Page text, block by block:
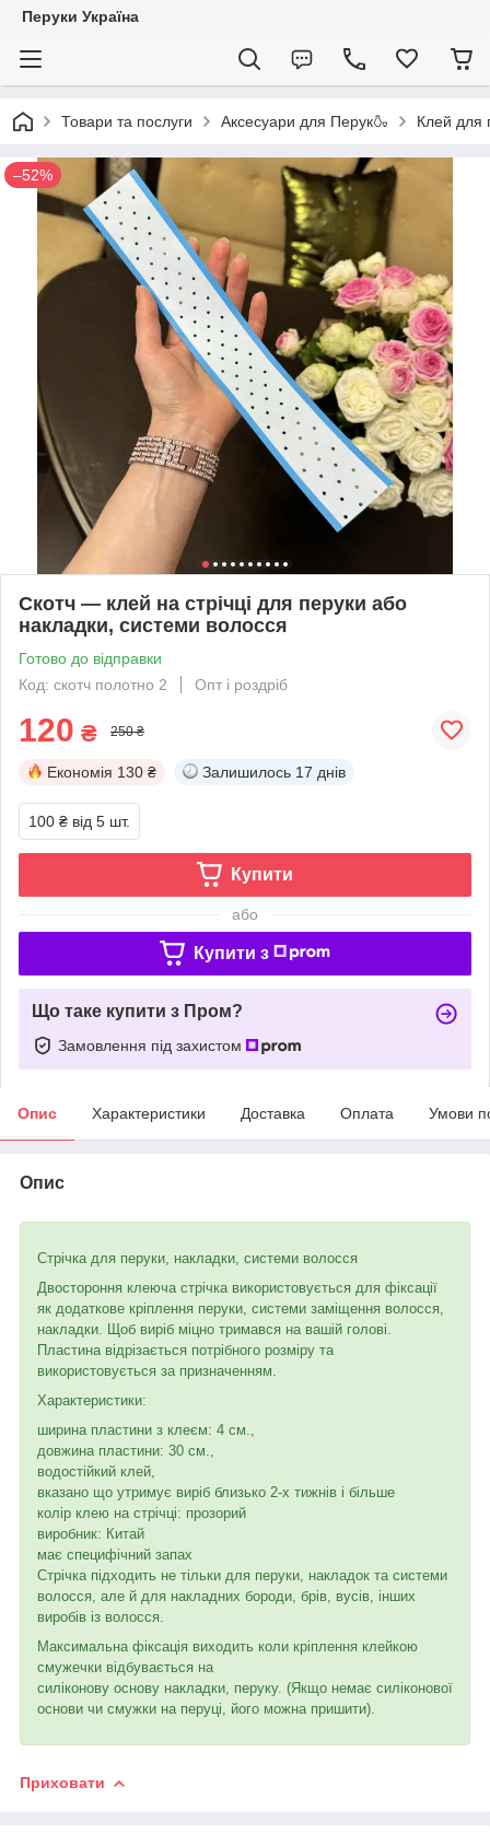
Перуки Україна
Товари та послуги Аксесуари для Перук🍶 Клей для
–52%
Скотч — клей на стрічці для перуки або
накладки, системи волосся
Готово до відправки
Код: скотч полотно 2
Опт і роздріб
120 ₴ 250 ₴
Економія 130 ₴ Залишилось 17 днів
100 ₴ від 5 шт.
Купити
або
Купити з
Що таке купити з Пром?
Замовлення під захистом
Опис Характеристики Доставка Оплата Умови
Опис
Стрічка для перуки, накладки, системи волосся
Двостороння клеюча стрічка використовується для фіксації
як додаткове кріплення перуки, системи заміщення волосся,
накладки. Щоб виріб міцно тримався на вашій голові.
Пластина відрізається потрібного розміру та
використовується за призначенням.
Характеристики:
ширина пластини з клеєм: 4 см.,
довжина пластини: 30 см.,
водостійкий клей,
вказано що утримує виріб близько 2-х тижнів і більше
колір клею на стрічці: прозорий
виробник: Китай
має специфічний запах
Стрічка підходить не тільки для перуки, накладок та системи
волосся, але й для накладних бороди, брів, вусів, інших
виробів із волосся.
Максимальна фіксація виходить коли кріплення клейкою
смужечки відбувається на
силіконову основу накладки, перуку. (Якщо немає силіконової
основи чи смужки на перуці, його можна пришити).
Приховати